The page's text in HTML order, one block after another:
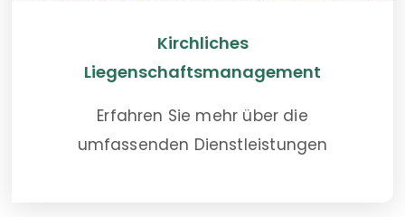
Kirchliches
Liegenschaftsmanagement
Erfahren Sie mehr über die
umfassenden Dienstleistungen